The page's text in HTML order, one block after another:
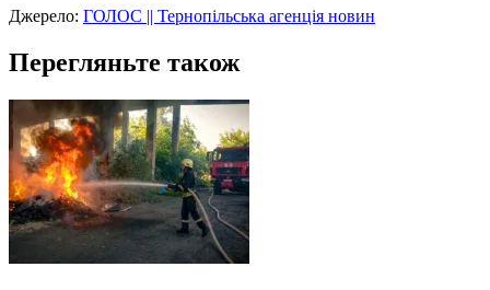
Джерело: ГОЛОС || Тернопільська агенція новин
Перегляньте також